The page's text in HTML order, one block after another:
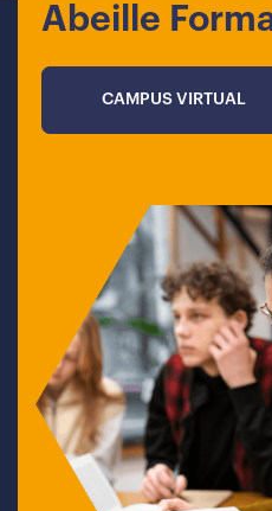
Abeille
CAMPUS VIRTUAL